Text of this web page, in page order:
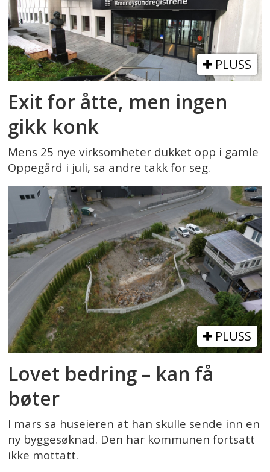
PLUSS
Exit for åtte, men ingen
gikk konk
Mens 25 nye virksomheter dukket opp i gamle
Oppegård i juli, sa andre takk for seg.
PLUSS
Lovet bedring – kan få
bøter
I mars sa huseieren at han skulle sende inn en
ny byggesøknad. Den har kommunen fortsatt
ikke mottatt.